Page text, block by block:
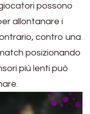
possono
allontanare i
contro una
posizionando
più lenti può